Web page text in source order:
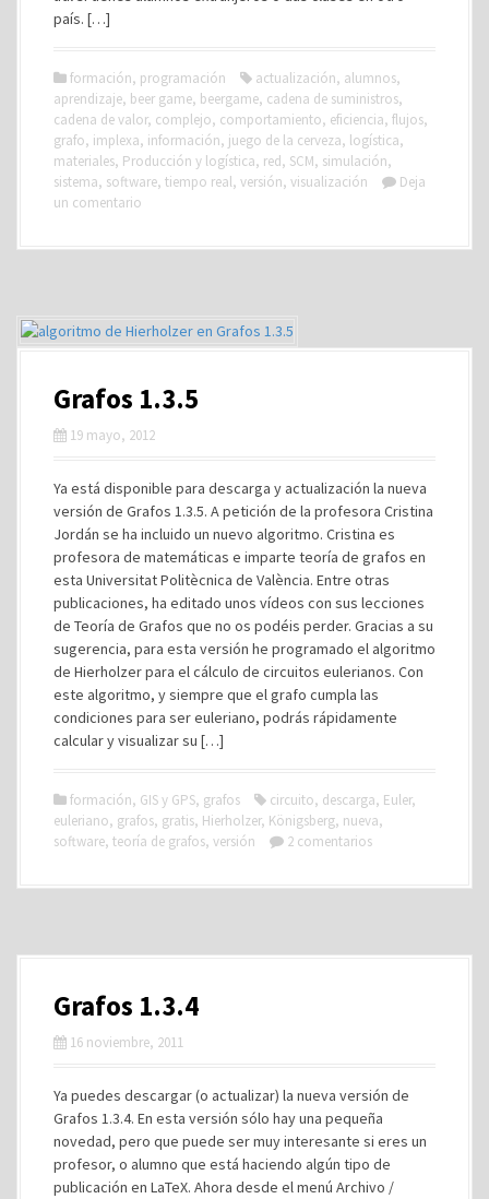
país. […]
formación, programación actualización, alumnos,
aprendizaje, beer game, beergame, cadena de suministros,
cadena de valor, complejo, comportamiento, eficiencia, flujos,
grafo, implexa, información, juego de la cerveza, logística,
materiales, Producción y logística, red, SCM, simulación,
sistema, software, tiempo real, versión, visualización
Deja
un comentario
Grafos 1.3.5
19 mayo, 2012
Ya está disponible para descarga y actualización la nueva
versión de Grafos 1.3.5. A petición de la profesora Cristina
Jordán se ha incluido un nuevo algoritmo. Cristina es
profesora de matemáticas e imparte teoría de grafos en
esta Universitat Politècnica de València. Entre otras
publicaciones, ha editado unos vídeos con sus lecciones
de Teoría de Grafos que no os podéis perder. Gracias a su
sugerencia, para esta versión he programado el algoritmo
de Hierholzer para el cálculo de circuitos eulerianos. Con
este algoritmo, y siempre que el grafo cumpla las
condiciones para ser euleriano, podrás rápidamente
calcular y visualizar su […]
formación, GIS y GPS, grafos circuito, descarga, Euler,
euleriano, grafos, gratis, Hierholzer, Königsberg, nueva,
software, teoría de grafos, versión 2 comentarios
Grafos 1.3.4
16 noviembre, 2011
Ya puedes descargar (o actualizar) la nueva versión de
Grafos 1.3.4. En esta versión sólo hay una pequeña
novedad, pero que puede ser muy interesante si eres un
profesor, o alumno que está haciendo algún tipo de
publicación en LaTeX. Ahora desde el menú Archivo /